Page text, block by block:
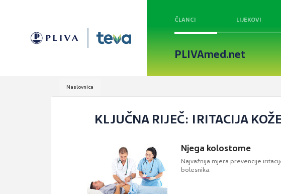
ČLANCI LIJEKOVI
PLIVAmed.net
Naslovnica
KLJUČNA RIJEČ: IRITACIJA KOŽE
Njega kolostome
Najvažnija mjera prevencije
bolesnika.